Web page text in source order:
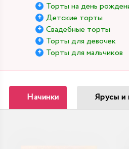
Торты на день
Детские торты
Свадебные торты
Торты для девочек
Торты для мальчиков
Начинки Ярусы и